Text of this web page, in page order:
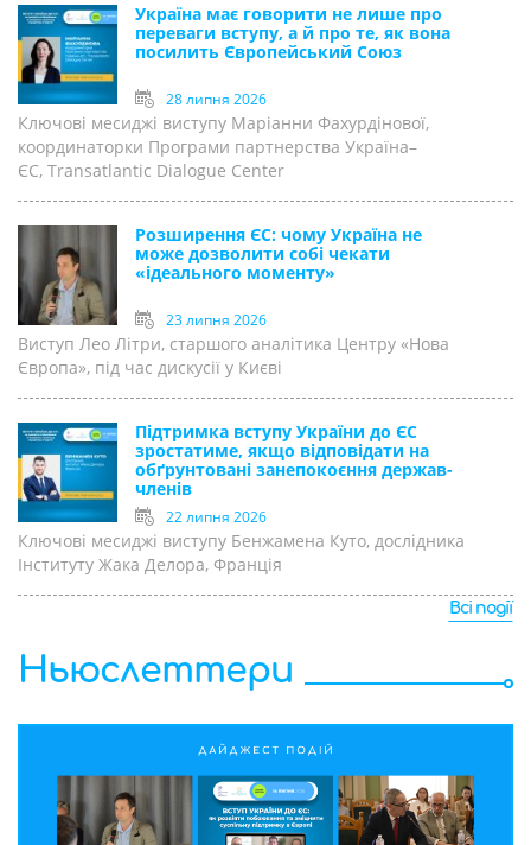
Україна має говорити не лише про
переваги вступу, а й про те, як вона
посилить Європейський Союз
28 липня 2026
Ключові месиджі виступу Маріанни Фахурдінової,
координаторки Програми партнерства Україна–
ЄС, Transatlantic Dialogue Center
Розширення ЄС: чому Україна не
може дозволити собі чекати
«ідеального моменту»
23 липня 2026
Виступ Лео Літри, старшого аналітика Центру «Нова
Європа», під час дискусії у Києві
Підтримка вступу України до ЄС
зростатиме, якщо відповідати на
обґрунтовані занепокоєння держав-
членів
22 липня 2026
Ключові месиджі виступу Бенжамена Куто, дослідника
Інституту Жака Делора, Франція
Всі події
Ньюслеттери